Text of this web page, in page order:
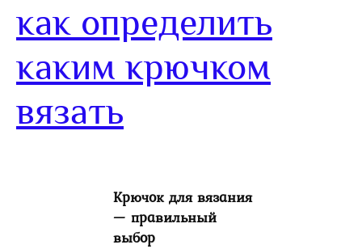
как определить
каким крючком
вязать
Крючок для вязания
— правильный
выбор